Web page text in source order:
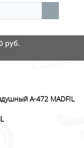
руб.
A-472 MADFIL